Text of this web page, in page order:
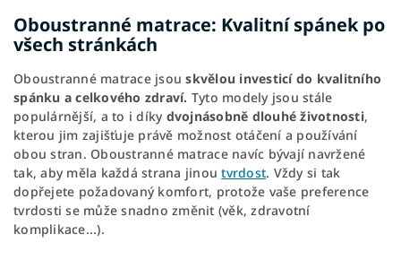
Oboustranné matrace: Kvalitní spánek po
všech stránkách
Oboustranné matrace jsouskvělou investicí do kvalitního
spánku a celkového zdraví. Tyto modely jsou stále
populárnější, a to i díky dvojnásobně dlouhé životnosti,
kterou jim zajišťuje právě možnost otáčení a používání
obou stran. Oboustranné matrace navíc bývají navržené
tak, aby měla každá strana jinoutvrdost. Vždy si tak
dopřejete požadovaný komfort, protože vaše preference
tvrdosti se může snadno změnit (věk, zdravotní
komplikace...).